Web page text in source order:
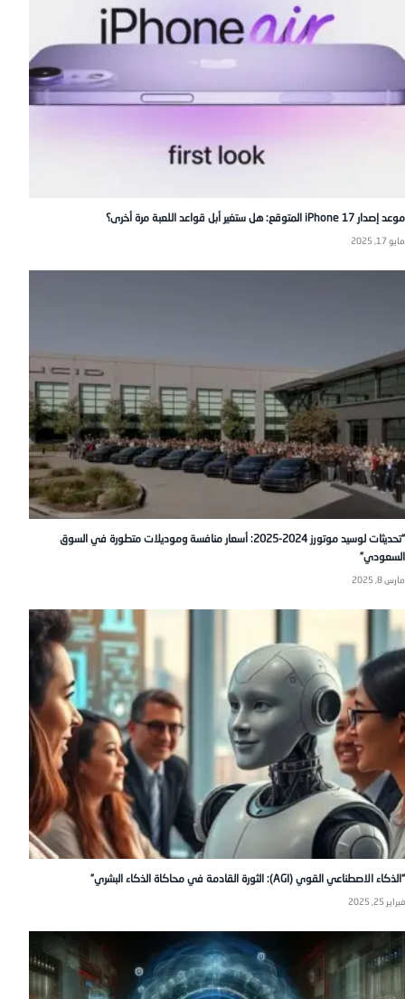
موعد إصدار iPhone 17 المتوقع: هل ستغير أبل قواعد اللعبة مرة أخرى؟
مايو 17, 2025
“تحديثات لوسيد موتورز 2024-2025: أسعار منافسة وموديلات متطورة في السوق
السعودي”
مارس 8, 2025
“الذكاء الاصطناعي القوي (AGI): الثورة القادمة في محاكاة الذكاء البشري”
فبراير 25, 2025